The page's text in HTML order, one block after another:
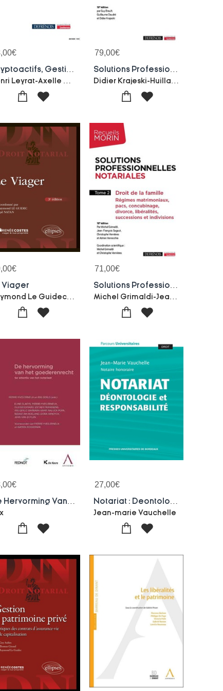
€ 79,00€
€
Viager
Raymond Le Guidec-Igal Natan
71,00€
€ 27,00€
Jean-marie Vauchelle